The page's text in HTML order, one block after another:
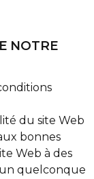
NOTRE
du site Web
bonnes
Web à des
quelconque